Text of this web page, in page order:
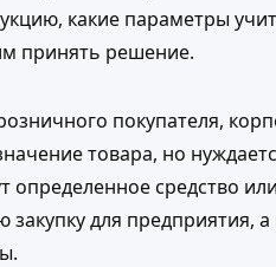
какие параметры
принять решение.
покупателя,
товара, но
определенное средство
для предприятия,